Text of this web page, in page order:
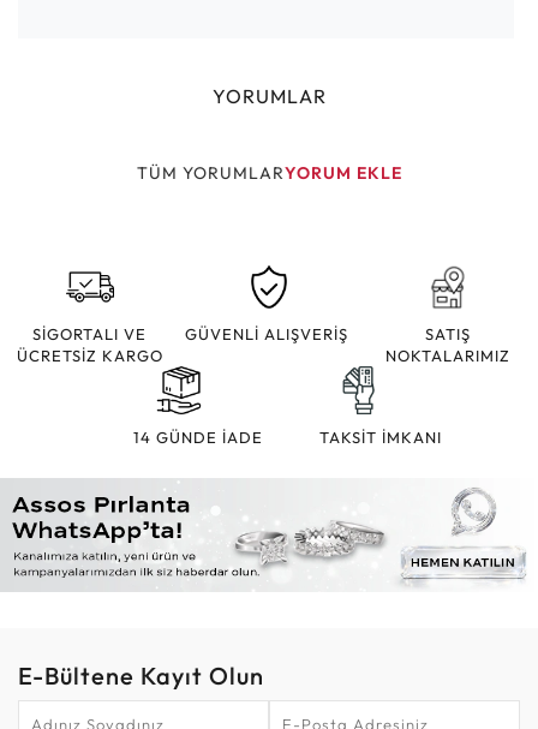
YORUMLAR
TÜM YORUMLARYORUM EKLE
SİGORTALI VE
ÜCRETSİZ KARGO
GÜVENLİ ALIŞVERİŞ
SATIŞ
NOKTALARIMIZ
14 GÜNDE İADE TAKSİT İMKANI
E-Bültene Kayıt Olun